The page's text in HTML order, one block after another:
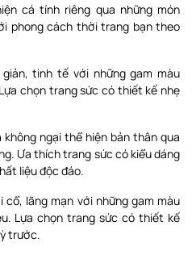
cá tính riêng qua những món
phong cách thời trang bạn theo
tinh tế với những gam màu
chọn trang sức có thiết kế nhẹ
không ngại thể hiện bản thân qua
Ưa thích trang sức có kiểu dáng
liệu độc đáo.
cổ, lãng mạn với những gam màu
Lựa chọn trang sức có thiết kế
trước.